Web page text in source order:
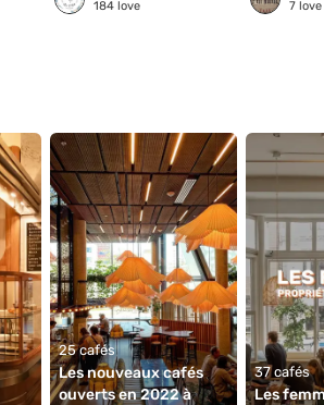
184 love
7 love
25 cafés
Les nouveaux cafés
ouverts en 2022 à
37 cafés
Les